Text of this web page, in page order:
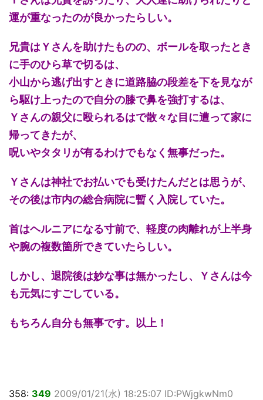
運が重なったのが良かったらしい。
兄貴はＹさんを助けたものの、ボールを取ったとき
に手のひら草で切るは、
小山から逃げ出すときに道路脇の段差を下を見なが
ら駆け上ったので自分の膝で鼻を強打するは、
Ｙさんの親父に殴られるはで散々な目に遭って家に
帰ってきたが、
呪いやタタリが有るわけでもなく無事だった。
Ｙさんは神社でお払いでも受けたんだとは思うが、
その後は市内の総合病院に暫く入院していた。
首はヘルニアになる寸前で、軽度の肉離れが上半身
や腕の複数箇所できていたらしい。
しかし、退院後は妙な事は無かったし、Ｙさんは今
も元気にすごしている。
もちろん自分も無事です。以上！
358: 349 2009/01/21(水) 18:25:07 ID:PWjgkwNm0